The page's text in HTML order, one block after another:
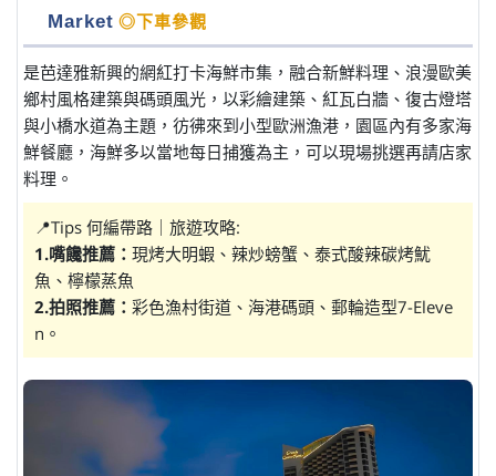
Market ◎下車參觀
是芭達雅新興的網紅打卡海鮮市集，融合新鮮料理、浪漫歐美
鄉村風格建築與碼頭風光，以彩繪建築、紅瓦白牆、復古燈塔
與小橋水道為主題，彷彿來到小型歐洲漁港，園區內有多家海
鮮餐廳，海鮮多以當地每日捕獲為主，可以現場挑選再請店家
料理。
📍Tips 何編帶路｜旅遊攻略:
1.嘴饞推薦： 現烤大明蝦、辣炒螃蟹、泰式酸辣碳烤魷
魚、檸檬蒸魚
2.拍照推薦： 彩色漁村街道、海港碼頭、郵輪造型7-Eleve
n。